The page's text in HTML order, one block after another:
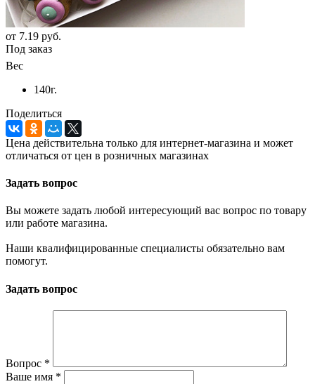
от 7.19 руб.
Под заказ
Вес
140г.
Поделиться
Цена действительна только для интернет-магазина и может
отличаться от цен в розничных магазинах
Задать вопрос
Вы можете задать любой интересующий вас вопрос по товару
или работе магазина.
Наши квалифицированные специалисты обязательно вам
помогут.
Задать вопрос
Вопрос *
Ваше имя *